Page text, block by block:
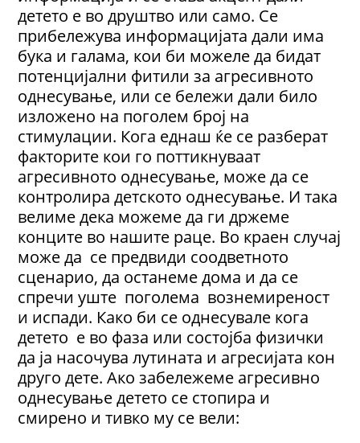
детето е во друштво или само. Се
прибележува информацијата дали има
бука и галама, кои би можеле да бидат
потенцијални фитили за агресивното
однесување, или се бележи дали било
изложено на поголем број на
стимулации. Кога еднаш ќе се разберат
факторите кои го поттикнуваат
агресивното однесување, може да се
контролира детското однесување. И така
велиме дека можеме да ги држеме
конците во нашите раце. Во краен случај
може да се предвиди соодветното
сценарио, да останеме дома и да се
спречи уште поголема вознемиреност
и испади. Како би се однесувале кога
детето е во фаза или состојба физички
да ја насочува лутината и агресијата кон
друго дете. Ако забележеме агресивно
однесување детето се стопира и
смирено и тивко му се вели: